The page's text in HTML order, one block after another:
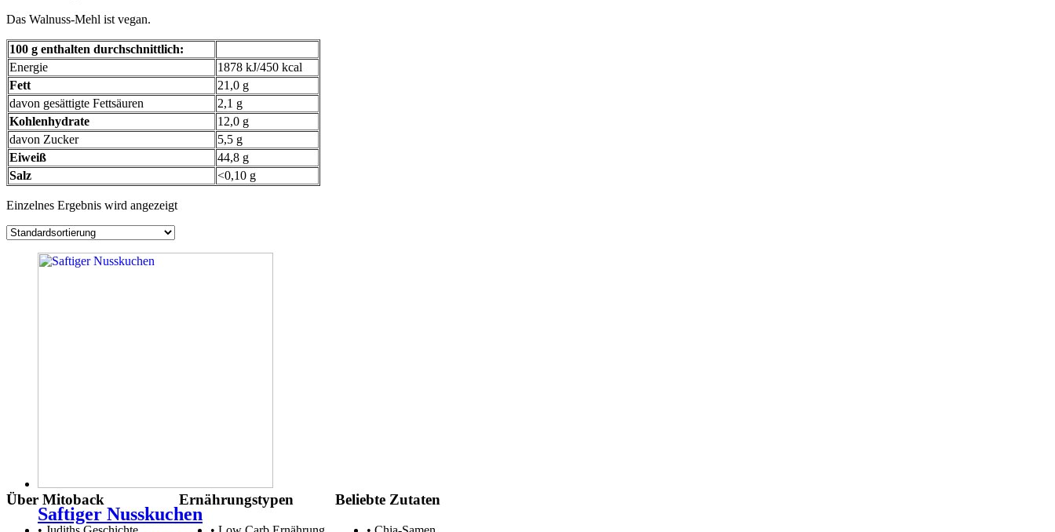
Das Walnuss-Mehl ist vegan.
100 g enthalten durchschnittlich:
Energie
1878 kJ/450 kcal
Fett
21,0 g
davon gesättigte Fettsäuren
2,1 g
Kohlenhydrate
12,0 g
davon Zucker
5,5 g
Eiweiß
44,8 g
Salz
<0,10 g
Einzelnes Ergebnis wird angezeigt
Saftiger Nusskuchen
Über Mitoback Ernährungstypen Beliebte Zutaten